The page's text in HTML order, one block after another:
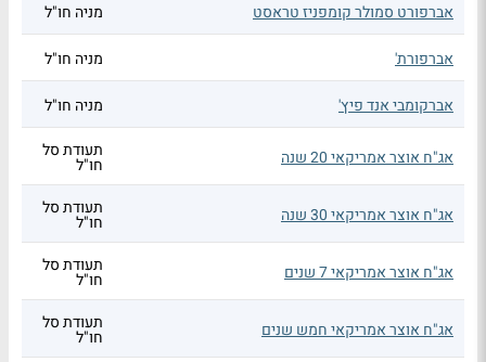
אברפורט סמולר קומפניז טראסט מניה חו"ל
אברפורת' מניה חו"ל
אברקומבי אנד פיץ' מניה חו"ל
אג"ח אוצר אמריקאי 20 שנה תעודת סל
חו"ל
אג"ח אוצר אמריקאי 30 שנה תעודת סל
חו"ל
אג"ח אוצר אמריקאי 7 שנים תעודת סל
חו"ל
אג"ח אוצר אמריקאי חמש שנים תעודת סל
חו"ל